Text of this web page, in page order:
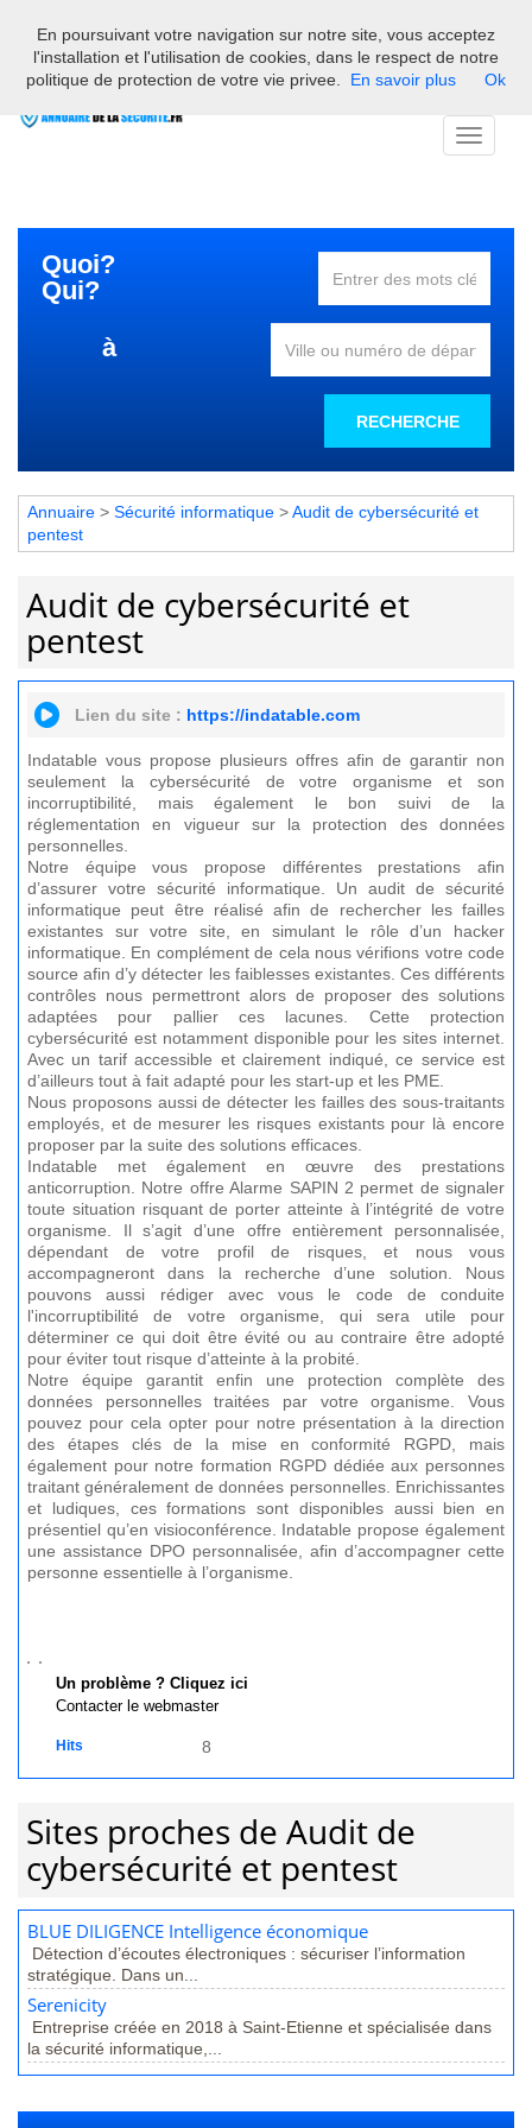
Bienvenue sur l'annuaire des professionnels français de la
sécurité
Toggle
Quoi?
Qui?
à
RECHERCHE
Annuaire > Sécurité informatique >Audit de cybersécurité et
pentest
Audit de cybersécurité et
pentest
Lien du site : https://indatable.com
Indatable vous propose plusieurs offres afin de garantir non
seulement la cybersécurité de votre organisme et son
incorruptibilité, mais également le bon suivi de la
réglementation en vigueur sur la protection des données
personnelles.
Notre équipe vous propose différentes prestations afin
d’assurer votre sécurité informatique. Un audit de sécurité
informatique peut être réalisé afin de rechercher les failles
existantes sur votre site, en simulant le rôle d’un hacker
informatique. En complément de cela nous vérifions votre code
source afin d’y détecter les faiblesses existantes. Ces différents
contrôles nous permettront alors de proposer des solutions
adaptées pour pallier ces lacunes. Cette protection
cybersécurité est notamment disponible pour les sites internet.
Avec un tarif accessible et clairement indiqué, ce service est
d’ailleurs tout à fait adapté pour les start-up et les PME.
Nous proposons aussi de détecter les failles des sous-traitants
employés, et de mesurer les risques existants pour là encore
proposer par la suite des solutions efficaces.
Indatable met également en œuvre des prestations
anticorruption. Notre offre Alarme SAPIN 2 permet de signaler
toute situation risquant de porter atteinte à l’intégrité de votre
organisme. Il s’agit d’une offre entièrement personnalisée,
dépendant de votre profil de risques, et nous vous
accompagneront dans la recherche d’une solution. Nous
pouvons aussi rédiger avec vous le code de conduite
l'incorruptibilité de votre organisme, qui sera utile pour
déterminer ce qui doit être évité ou au contraire être adopté
pour éviter tout risque d’atteinte à la probité.
Notre équipe garantit enfin une protection complète des
données personnelles traitées par votre organisme. Vous
pouvez pour cela opter pour notre présentation à la direction
des étapes clés de la mise en conformité RGPD, mais
également pour notre formation RGPD dédiée aux personnes
traitant généralement de données personnelles. Enrichissantes
et ludiques, ces formations sont disponibles aussi bien en
présentiel qu’en visioconférence. Indatable propose également
une assistance DPO personnalisée, afin d’accompagner cette
personne essentielle à l’organisme.
Un problème ? Cliquez ici
Contacter le webmaster
Hits 8
Sites proches de Audit de
cybersécurité et pentest
BLUE DILIGENCE Intelligence économique
Détection d’écoutes électroniques : sécuriser l’information
stratégique. Dans un...
Serenicity
Entreprise créée en 2018 à Saint-Etienne et spécialisée dans
la sécurité informatique,...
En poursuivant votre navigation sur notre site, vous acceptez
l'installation et l'utilisation de cookies, dans le respect de notre
politique de protection de votre vie privee.
En savoir plus Ok